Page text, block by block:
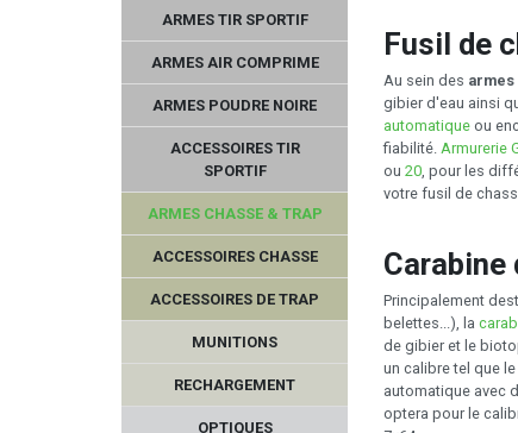
ARMES TIR SPORTIF
ARMES AIR COMPRIME
ARMES POUDRE NOIRE
ACCESSOIRES TIR
SPORTIF
ARMES CHASSE & TRAP
ACCESSOIRES CHASSE
ACCESSOIRES DE TRAP
MUNITIONS
RECHARGEMENT
OPTIQUES
Fusil de
Au sein des armes
gibier d'eau ainsi
automatique ou
fiabilité. Armurerie
ou 20 , pour les
votre fusil de
Carabine
Principalement
belettes...), la
de gibier et le
un calibre tel que le
automatique avec
optera pour le